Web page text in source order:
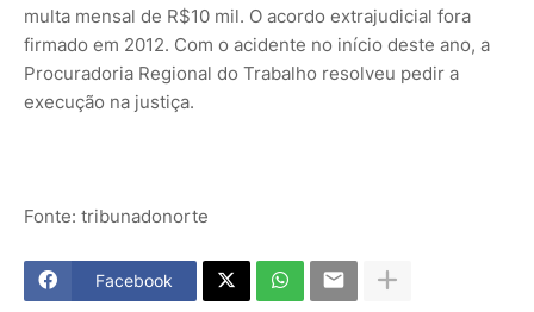
multa mensal de R$10 mil. O acordo extrajudicial fora
firmado em 2012. Com o acidente no início deste ano, a
Procuradoria Regional do Trabalho resolveu pedir a
execução na justiça.
Fonte: tribunadonorte
Facebook